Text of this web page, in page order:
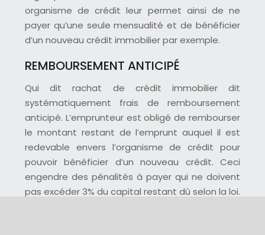
organisme de crédit leur permet ainsi de ne
payer qu’une seule mensualité et de bénéficier
d’un nouveau crédit immobilier par exemple.
REMBOURSEMENT ANTICIPÉ
Qui dit rachat de crédit immobilier dit
systématiquement frais de remboursement
anticipé. L’emprunteur est obligé de rembourser
le montant restant de l’emprunt auquel il est
redevable envers l’organisme de crédit pour
pouvoir bénéficier d’un nouveau crédit. Ceci
engendre des pénalités à payer qui ne doivent
pas excéder 3% du capital restant dû selon la loi.